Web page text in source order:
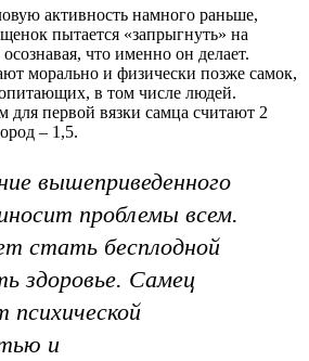
активность намного раньше,
пытается «запрыгнуть» на
что именно он делает.
морально и физически позже самок,
в том числе людей.
для первой вязки самца считают 2
– 1,5.
вышеприведенного
проблемы всем.
стать бесплодной
здоровье. Самец
и